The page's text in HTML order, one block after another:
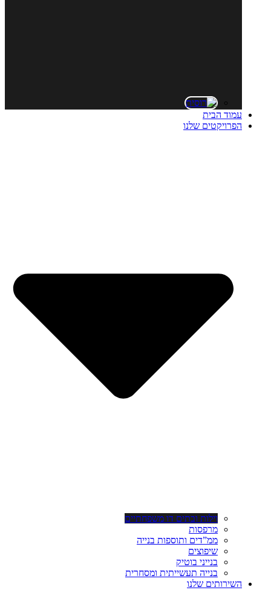
עמוד הבית
הפרויקטים שלנו
וילות ובתים דו משפחתיים
מרפסות
ממ”דים ותוספות בנייה
שיפוצים
בנייני בוטיק
בנייה תעשייתית ומסחרית
השירותים שלנו